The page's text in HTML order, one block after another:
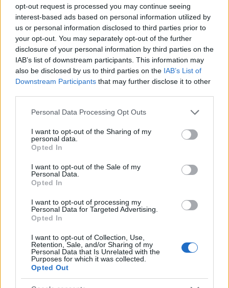
opt-out request is processed you may continue seeing
interest-based ads based on personal information utilized by
us or personal information disclosed to third parties prior to
your opt-out. You may separately opt-out of the further
disclosure of your personal information by third parties on the
IAB’s list of downstream participants. This information may
also be disclosed by us to third parties on the IAB’s List of
Downstream Participants that may further disclose it to other
Please note that this website/app uses one or more Google
not limited to your visit or usage behaviour. You may click to
grant or deny consent to Google and its third-party tags to
use your data for below specified purposes in below Google
consent section.
Personal Data Processing Opt Outs
I want to opt-out of the Sharing of my
personal data.
Opted In
I want to opt-out of the Sale of my
Personal Data.
Opted In
I want to opt-out of processing my
Personal Data for Targeted Advertising.
Opted In
I want to opt-out of Collection, Use,
Retention, Sale, and/or Sharing of my
Personal Data that Is Unrelated with the
Purposes for which it was collected.
Opted Out
«Δεν θέλω να εξαφανιστεί, αλλά η απόφαση είναι